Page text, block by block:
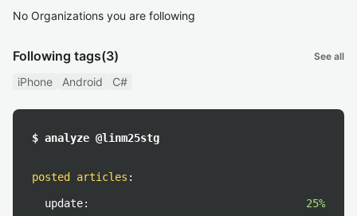
No Organizations you are following
Following tags(3) See all
iPhone Android C#
$ analyze @linm25stg
posted articles :
update:
25%